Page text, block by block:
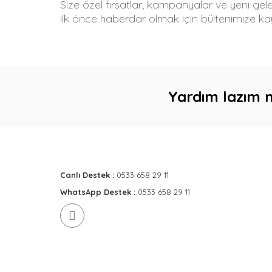
Size özel fırsatlar, kampanyalar ve yeni
ilk önce haberdar olmak için bültenimize
Yardım lazım
Canlı Destek : 0533 658 29 11
WhatsApp Destek : 0533 658 29 11